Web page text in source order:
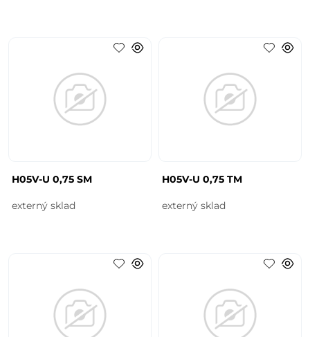
H05V-U 0,75 SM
externý sklad
H05V-U 0,75 TM
externý sklad